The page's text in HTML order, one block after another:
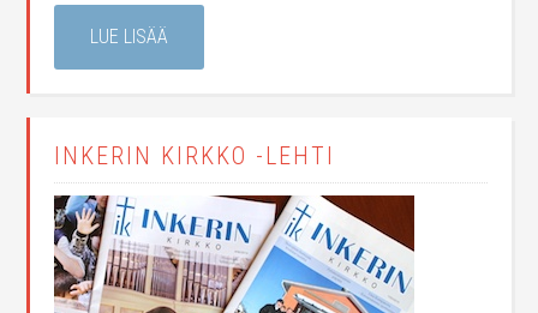
LUE LISÄÄ
INKERIN KIRKKO -LEHTI